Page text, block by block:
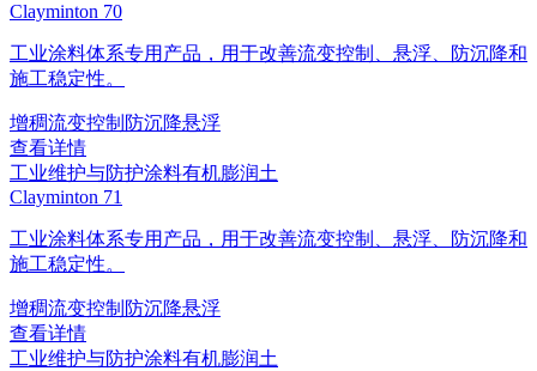
Clayminton 70
工业涂料体系专用产品，用于改善流变控制、悬浮、防沉降和
施工稳定性。
增稠流变控制 防沉降悬浮
查看详情
工业维护与防护涂料有机膨润土
Clayminton 71
工业涂料体系专用产品，用于改善流变控制、悬浮、防沉降和
施工稳定性。
增稠流变控制 防沉降悬浮
查看详情
工业维护与防护涂料有机膨润土